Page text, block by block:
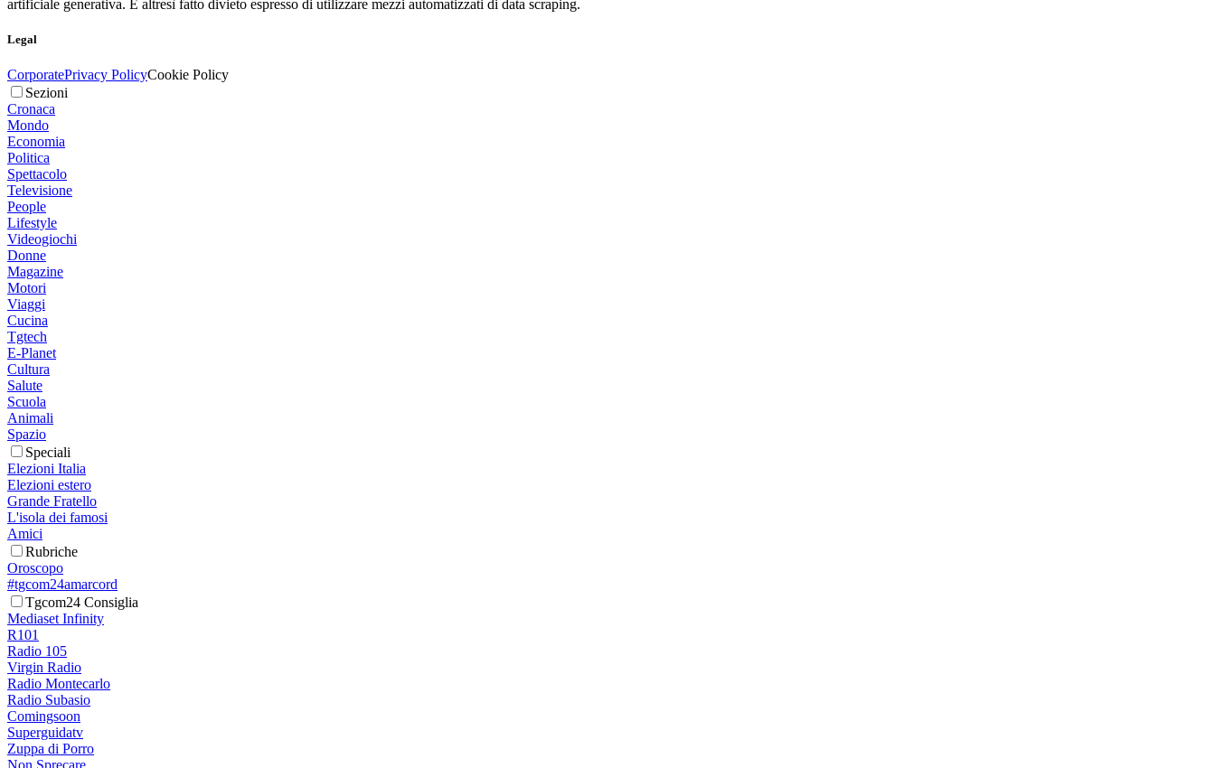
artificiale generativa. È altresì fatto divieto espresso di utilizzare mezzi automatizzati di data scraping.
Legal
CorporatePrivacy PolicyCookie Policy
Sezioni
Cronaca
Mondo
Economia
Politica
Spettacolo
Televisione
People
Lifestyle
Videogiochi
Donne
Magazine
Motori
Viaggi
Cucina
Tgtech
E-Planet
Cultura
Salute
Scuola
Animali
Spazio
Speciali
Elezioni Italia
Elezioni estero
Grande Fratello
L'isola dei famosi
Amici
Rubriche
Oroscopo
#tgcom24amarcord
Tgcom24 Consiglia
Mediaset Infinity
R101
Radio 105
Virgin Radio
Radio Montecarlo
Radio Subasio
Comingsoon
Superguidatv
Zuppa di Porro